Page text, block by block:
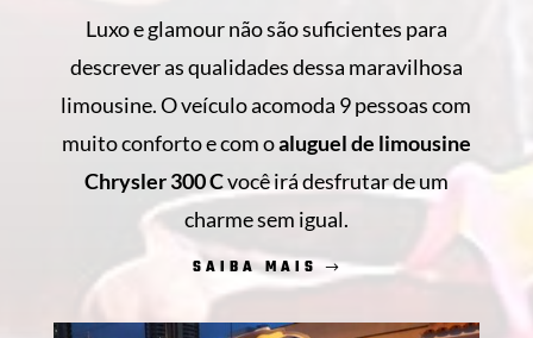
Luxo e glamour não são suficientes para
descrever as qualidades dessa maravilhosa
limousine. O veículo acomoda 9 pessoas com
muito conforto e com oaluguel de limousine
Chrysler 300 Cvocê irá desfrutar de um
charme sem igual.
SAIBA MAIS